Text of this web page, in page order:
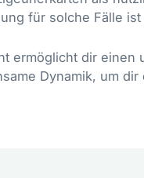
für solche Fälle
ermöglicht dir
Dynamik, um